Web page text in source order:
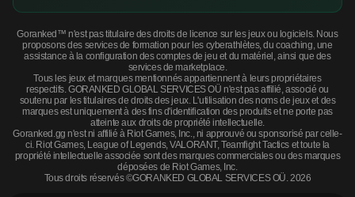
Goranked™ n'est pas titulaire des droits de licence sur les jeux ou logiciels. Nous
proposons des services de formation pour les cyberathlètes, du coaching, une
assistance à la configuration des comptes de jeu et du matériel, ainsi que des
services de marketplace.
Tous les jeux et marques mentionnés appartiennent à leurs propriétaires
respectifs. GORANKED GLOBAL SERVICES OÜ n'est pas affilié, associé ou
soutenu par les titulaires de droits des jeux. L'utilisation des noms de jeux et des
marques est uniquement à des fins d'identification des produits et ne porte pas
atteinte aux droits de propriété intellectuelle.
Goranked.gg n'est ni affilié à Riot Games, Inc., ni approuvé ou sponsorisé par celle-
ci. Riot Games, League of Legends, VALORANT, Teamfight Tactics et toute la
propriété intellectuelle associée sont des marques commerciales ou des marques
déposées de Riot Games, Inc.
Tous droits réservés ©GORANKED GLOBAL SERVICES OÜ. 2026